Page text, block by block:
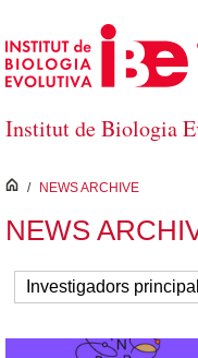
Saltar al contenido
Institut de Biologia
inici
/ NEWS ARCHIVE
NEWS